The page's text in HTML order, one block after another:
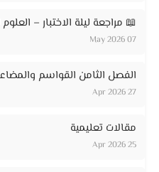
📖 مراجعة ليلة الاختبار –
07 May 2026
الفصل الثامن القواسم
27 Apr 2026
مقالات تعليمية
25 Apr 2026